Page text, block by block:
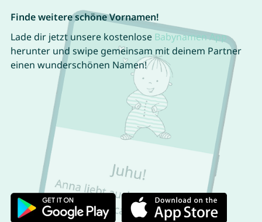
Finde weitere schöne Vornamen!
Lade dir jetzt unsere kostenlose Babynamen App
herunter und swipe gemeinsam mit deinem Partner
einen wunderschönen Namen!